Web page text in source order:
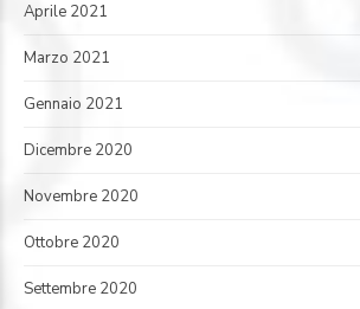
Aprile 2021
Marzo 2021
Gennaio 2021
Dicembre 2020
Novembre 2020
Ottobre 2020
Settembre 2020